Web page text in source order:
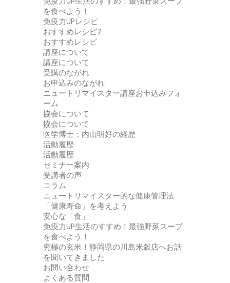
を食べよう！
免疫力UPレシピ
おすすめレシピ2
おすすめレシピ
講座について
講座について
受講のながれ
お申込みのながれ
ニュートリマイスター講座お申込みフォ
ーム
協会について
協会について
医学博士：内山明好の経歴
活動履歴
活動履歴
セミナー案内
受講者の声
コラム
ニュートリマイスター的な健康管理法
「健康寿命」を考えよう
安心な「食」
免疫力UP生活のすすめ！最強野菜スープ
を食べよう！
究極の玄米！静岡県の川島米穀店へお話
を聞いてきました
お問い合わせ
よくある質問